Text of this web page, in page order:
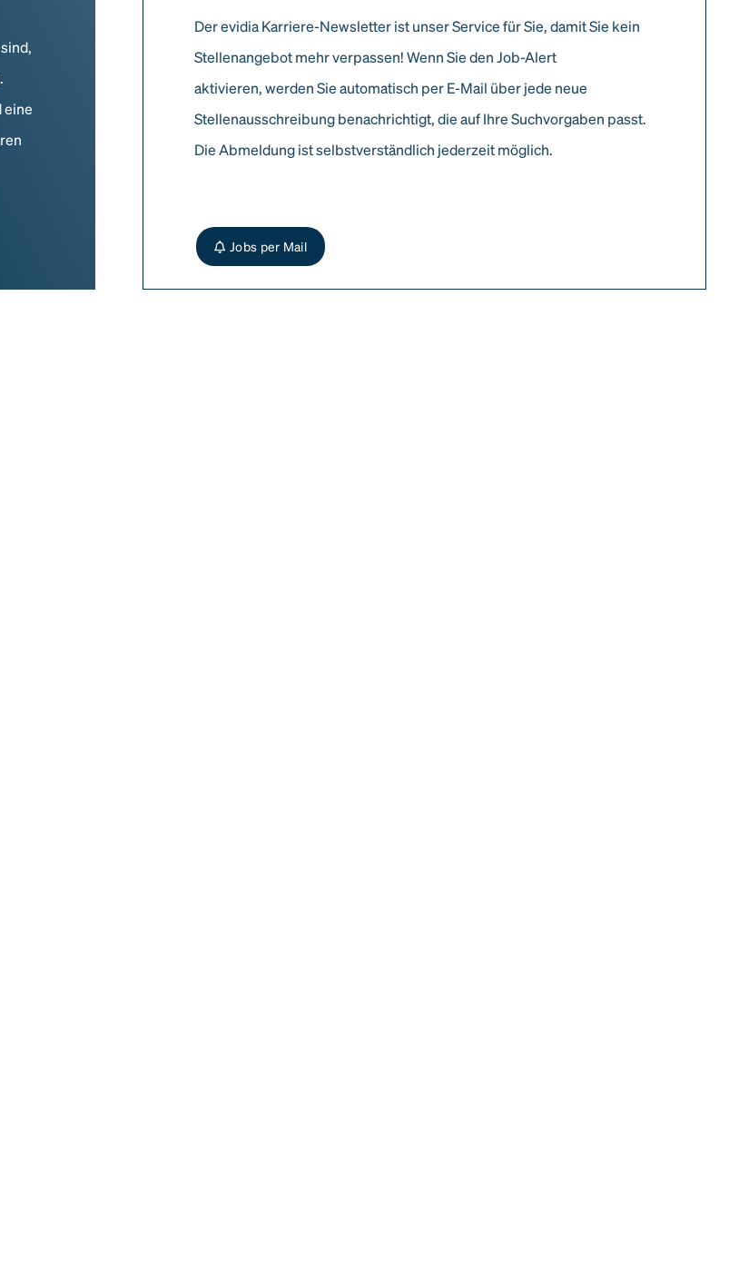
eine
Der evidia Karriere-Newsletter ist unser Service für Sie, damit Sie kein
Stellenangebot mehr verpassen! Wenn Sie den Job-Alert
aktivieren, werden Sie automatisch per E-Mail über jede neue
Stellenausschreibung benachrichtigt, die auf Ihre Suchvorgaben passt.
Die Abmeldung ist selbstverständlich jederzeit möglich.
Jobs per Mail